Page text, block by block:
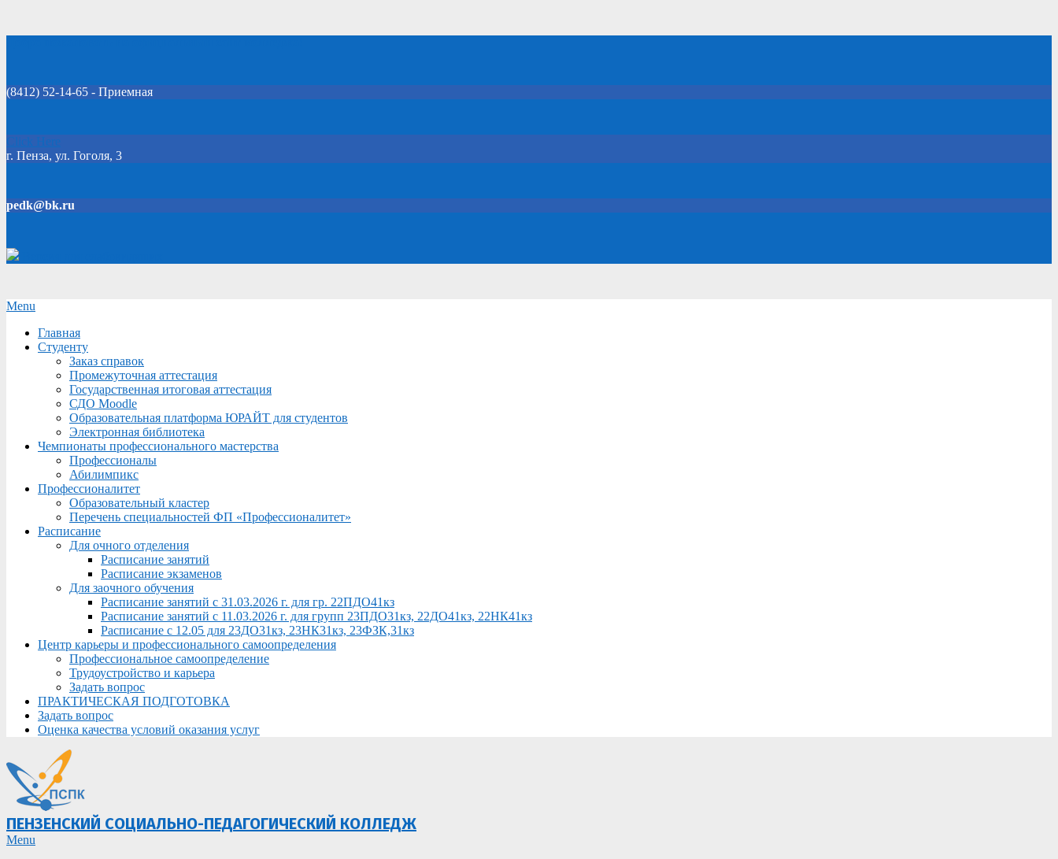
(8412) 52-14-65 - Приемная
Click Here
г. Пенза, ул. Гоголя, 3
pedk@bk.ru
Secondary
Menu
Menu
Главная
Студенту
Заказ справок
Промежуточная аттестация
Государственная итоговая аттестация
СДО Moodle
Образовательная платформа ЮРАЙТ для студентов
Электронная библиотека
Чемпионаты профессионального мастерства
Профессионалы
Абилимпикс
Профессионалитет
Образовательный кластер
Перечень специальностей ФП «Профессионалитет»
Расписание
Для очного отделения
Расписание занятий
Расписание экзаменов
Для заочного обучения
Расписание занятий с 31.03.2026 г. для гр. 22ПДО41кз
Расписание занятий с 11.03.2026 г. для групп 23ПДО31кз, 22ДО41кз, 22НК41кз
Расписание с 12.05 для 23ДО31кз, 23НК31кз, 23ФЗК,31кз
Центр карьеры и профессионального самоопределения
Профессиональное самоопределение
Трудоустройство и карьера
Задать вопрос
ПРАКТИЧЕСКАЯ ПОДГОТОВКА
Задать вопрос
Оценка качества условий оказания услуг
ПЕНЗЕНСКИЙ СОЦИАЛЬНО-ПЕДАГОГИЧЕСКИЙ КОЛЛЕДЖ
Primary
Menu